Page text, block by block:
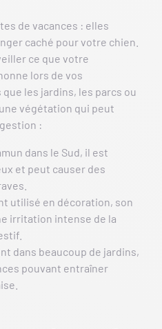
de vacances : elles
caché pour votre chien.
ce que votre
lors de vos
les jardins, les parcs ou
végétation qui peut
:
dans le Sud, il est
et peut causer des
utilisé en décoration, son
irritation intense de la
dans beaucoup de jardins,
pouvant entraîner